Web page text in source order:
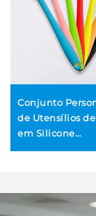
Conjunto
de Utensílios
em Silicone
Lavar Louça,
com Logotipo